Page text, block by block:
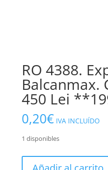
RO 4388.
Balcanmax.
450 Lei
0,20€ IVA INCLUÍDO
1 disponibles